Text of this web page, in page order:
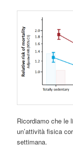
Ricordiamo che le
un’attività fisica
settimana.